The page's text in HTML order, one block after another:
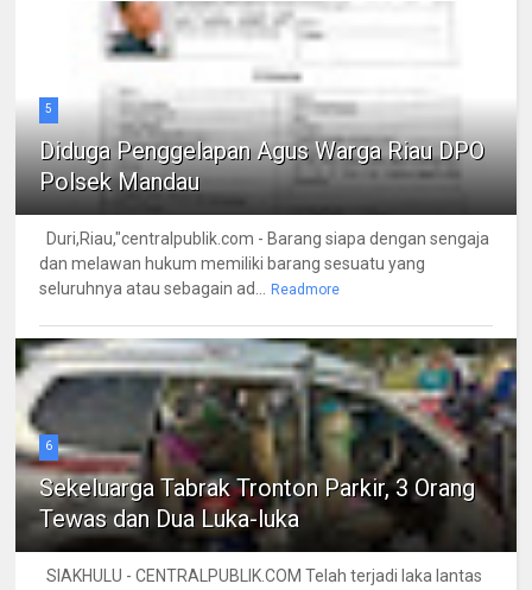
5
Diduga Penggelapan Agus Warga Riau DPO
Polsek Mandau
Duri,Riau,"centralpublik.com - Barang siapa dengan sengaja
dan melawan hukum memiliki barang sesuatu yang
seluruhnya atau sebagain ad...
Readmore
6
Sekeluarga Tabrak Tronton Parkir, 3 Orang
Tewas dan Dua Luka-luka
SIAKHULU - CENTRALPUBLIK.COM Telah terjadi laka lantas